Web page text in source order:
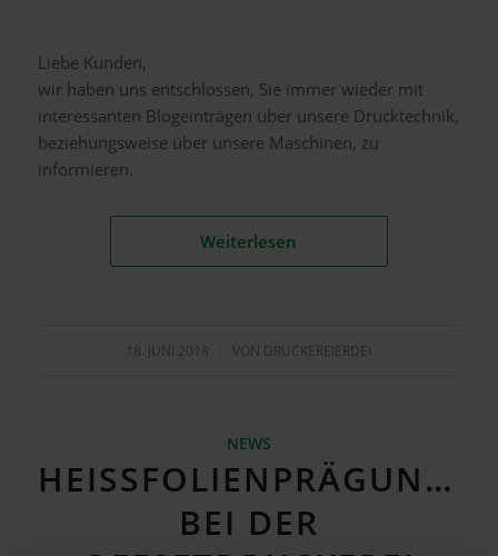
Liebe Kunden,
wir haben uns entschlossen, Sie immer wieder mit
interessanten Blogeinträgen über unsere Drucktechnik,
beziehungsweise über unsere Maschinen, zu
informieren.
Weiterlesen
18. JUNI 2018
/ VON DRUCKEREIERDEI
NEWS
HEISSFOLIENPRÄGUNG B
EI DER O